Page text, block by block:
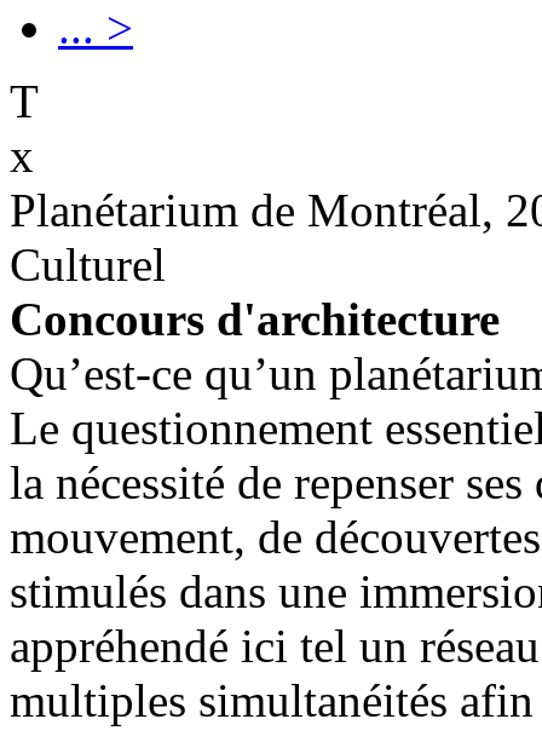
... >
T
x
Planétarium de Montréal,
Culturel
Concours d'architecture
Qu’est-ce qu’un
Le questionnement
la nécessité de repenser
mouvement, de
stimulés dans une
appréhendé ici tel un
multiples simultanéités